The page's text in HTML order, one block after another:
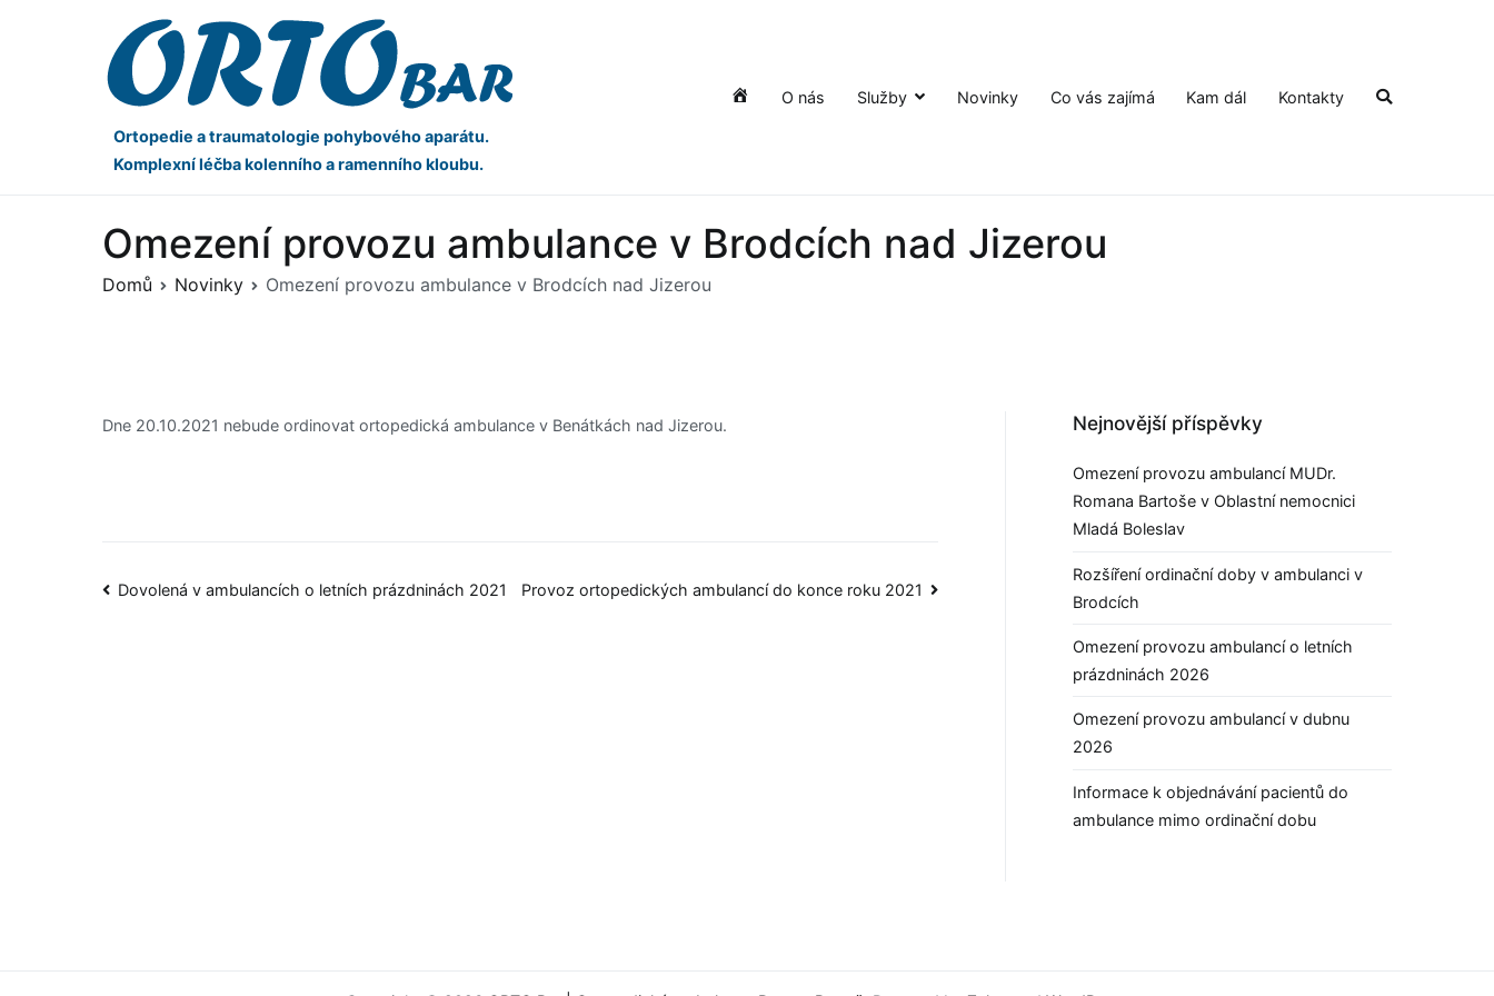
Ortopedie a traumatologie pohybového aparátu.
Komplexní léčba kolenního a ramenního kloubu.
Úvod O nás Služby Novinky Co vás zajímá Kam dál Kontakty
Omezení provozu ambulance v Brodcích nad Jizerou
Domů Novinky Omezení provozu ambulance v Brodcích nad Jizerou
Dne 20.10.2021 nebude ordinovat ortopedická ambulance v Benátkách nad Jizerou.
Dovolená v ambulancích o letních prázdninách 2021 Provoz ortopedických ambulancí do konce roku 2021
Nejnovější příspěvky
Omezení provozu ambulancí MUDr.
Romana Bartoše v Oblastní nemocnici
Mladá Boleslav
Rozšíření ordinační doby v ambulanci v
Brodcích
Omezení provozu ambulancí o letních
prázdninách 2026
Omezení provozu ambulancí v dubnu
2026
Informace k objednávání pacientů do
ambulance mimo ordinační dobu